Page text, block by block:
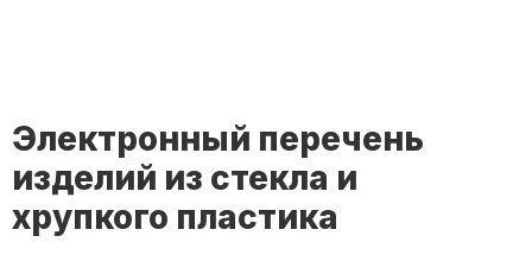
Электронный перечень
изделий из стекла и
хрупкого пластика